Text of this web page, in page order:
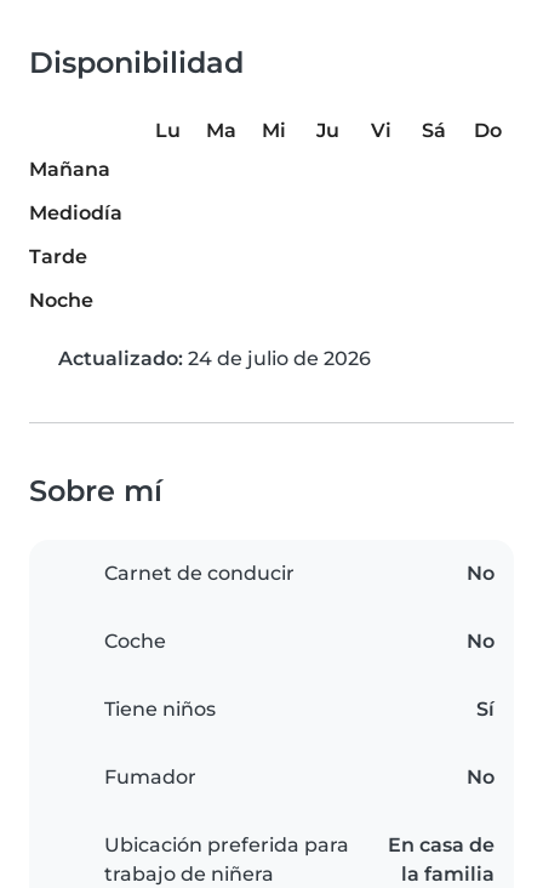
Disponibilidad
Lu Ma Mi Ju Vi Sá
Do
Mañana
Mediodía
Tarde
Noche
Actualizado: 24 de julio de 2026
Sobre mí
Carnet de conducir No
Coche No
Tiene niños Sí
Fumador No
Ubicación preferida para
trabajo de niñera
En casa de
la familia